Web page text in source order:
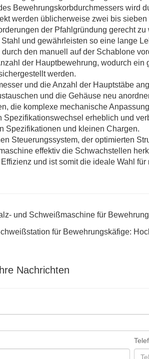
Bewehrungskorbdurchmessers wird
werden üblicherweise zwei bis
der Pfahlgründung gerecht
und gewährleisten so eine lange
den manuell auf der Schablone
der Hauptbewehrung, wodurch
werden.
und die Anzahl der Hauptstäbe
und die Gehäuse neu
die komplexe mechanische
Spezifikationswechsel erheblich und
Spezifikationen und kleinen Chargen.
Steuerungssystem, der optimierten
effektiv die Schwachstellen
und ist somit die ideale Wahl
und Schweißmaschine für
für Bewehrungskäfige:
Nachrichten